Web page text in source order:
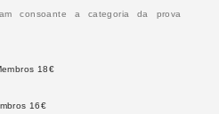
consoante a categoria da prova
18€
16€